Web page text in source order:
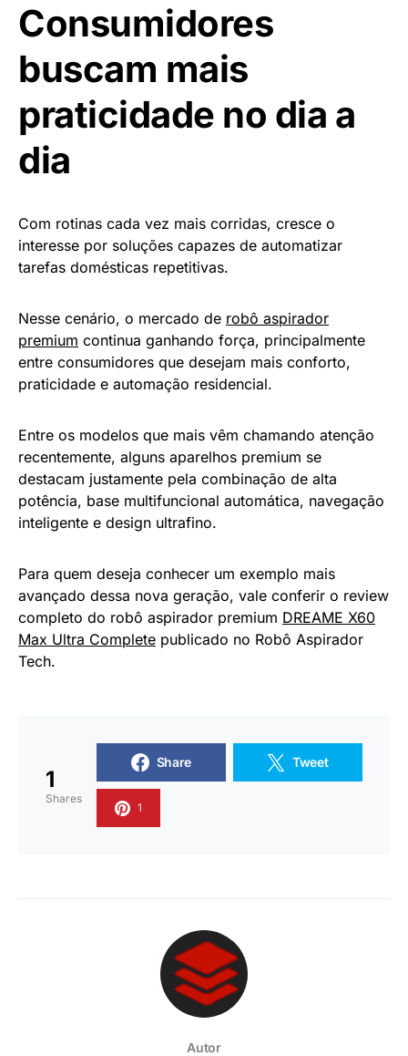
Consumidores
buscam mais
praticidade no dia a
dia
Com rotinas cada vez mais corridas, cresce o
interesse por soluções capazes de automatizar
tarefas domésticas repetitivas.
Nesse cenário, o mercado de robô aspirador
premium continua ganhando força, principalmente
entre consumidores que desejam mais conforto,
praticidade e automação residencial.
Entre os modelos que mais vêm chamando atenção
recentemente, alguns aparelhos premium se
destacam justamente pela combinação de alta
potência, base multifuncional automática, navegação
inteligente e design ultrafino.
Para quem deseja conhecer um exemplo mais
avançado dessa nova geração, vale conferir o review
completo do robô aspirador premium DREAME X60
Max Ultra Complete publicado no Robô Aspirador
Tech.
1
Shares
Share Tweet
1
Autor